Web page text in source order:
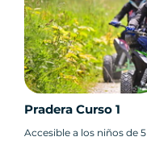
Pradera Curso 1
Accesible a los niños de